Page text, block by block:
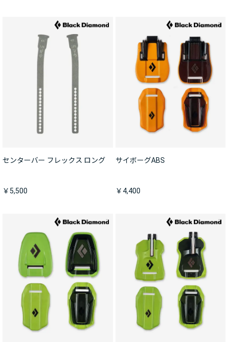
センターバー フレックス ロング
￥5,500
サイボーグABS
￥4,400